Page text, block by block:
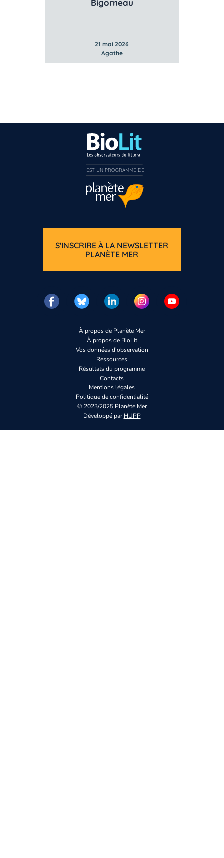
Gibbule ombiliquée
21 mai 2026
Agathe
À propos de Planète Mer
À propos de BioLit
Vos données d'observation
Ressources
Résultats du programme
Contacts
Mentions légales
Politique de confidentialité
© 2023/2025 Planète Mer
Développé parHUPP
S'INSCRIRE À LA NEWSLETTER
PLANÈTE MER